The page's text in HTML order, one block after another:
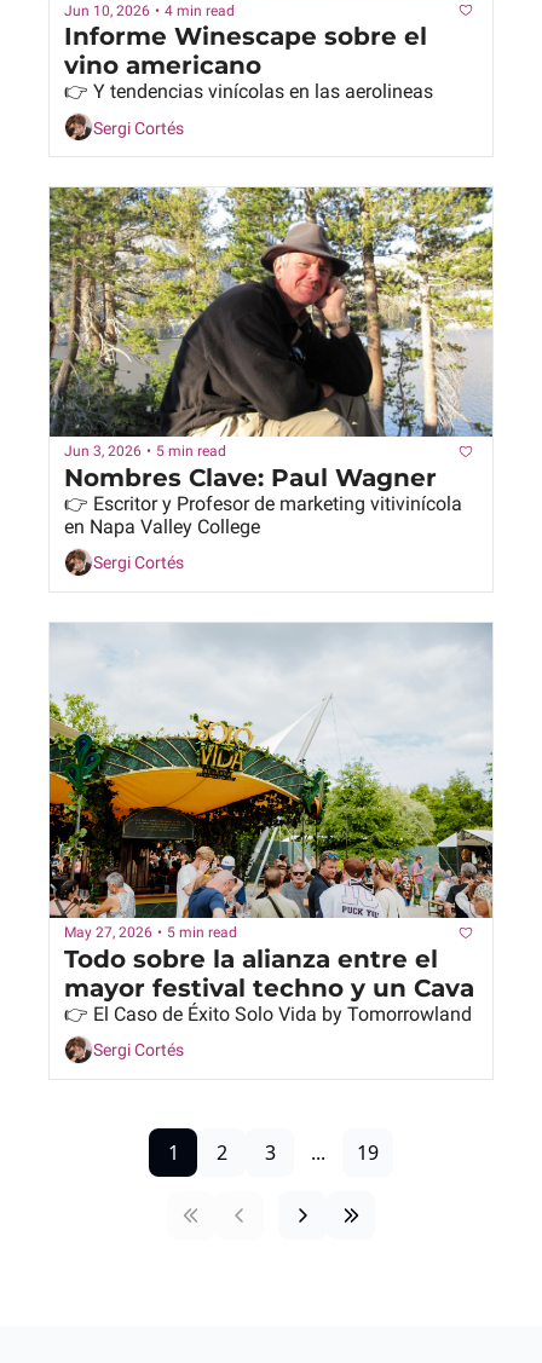
Jun 10, 2026 • 4 min read
Informe Winescape sobre el
vino americano
👉 Y tendencias vinícolas en las aerolineas
Sergi Cortés
Jun 3, 2026 • 5 min read
Nombres Clave: Paul Wagner
👉 Escritor y Profesor de marketing vitivinícola
en Napa Valley College
Sergi Cortés
May 27, 2026 • 5 min read
Todo sobre la alianza entre el
mayor festival techno y un Cava
👉 El Caso de Éxito Solo Vida by Tomorrowland
Sergi Cortés
1 2 3 ... 19